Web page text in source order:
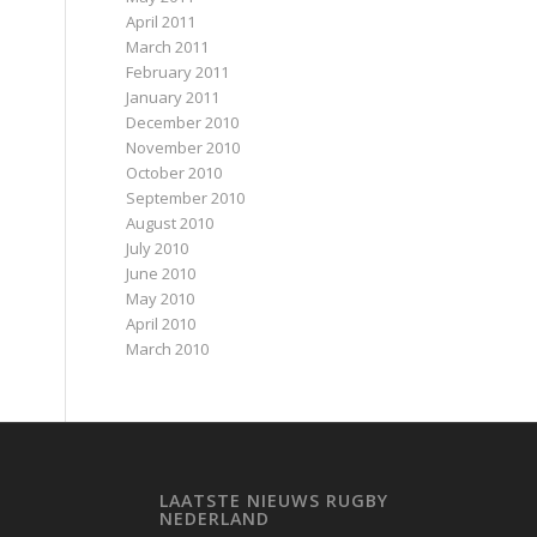
April 2011
March 2011
February 2011
January 2011
December 2010
November 2010
October 2010
September 2010
August 2010
July 2010
June 2010
May 2010
April 2010
March 2010
LAATSTE NIEUWS RUGBY
NEDERLAND